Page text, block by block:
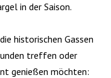
in der Saison.
historischen Gassen
treffen oder
genießen möchten: